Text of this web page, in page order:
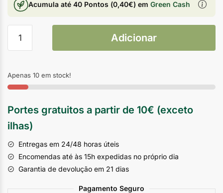
Acumula até 40 Pontos (0,40€) em Green Cash
Adicionar
Apenas 10 em stock!
Portes gratuitos a partir de 10€ (exceto
ilhas)
Entregas em 24/48 horas úteis
Encomendas até às 15h expedidas no próprio dia
Garantia de devolução em 21 dias
Pagamento Seguro